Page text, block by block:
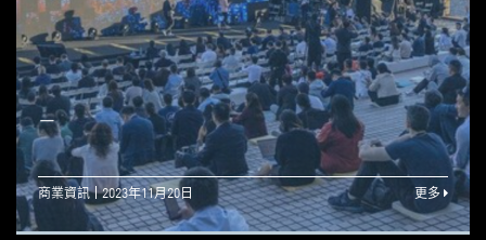
—
商業資訊 2023年11月20日 更多